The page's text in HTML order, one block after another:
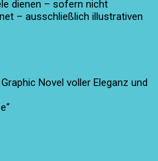
dienen – sofern nicht
– ausschließlich illustrativen
Novel voller Eleganz und